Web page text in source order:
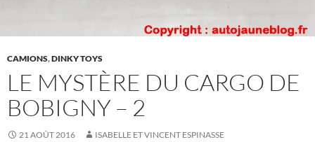
CAMIONS,DINKY TOYS
LE MYSTÈRE DU CARGO DE
BOBIGNY – 2
21 AOÛT 2016 ISABELLE ET VINCENT ESPINASSE